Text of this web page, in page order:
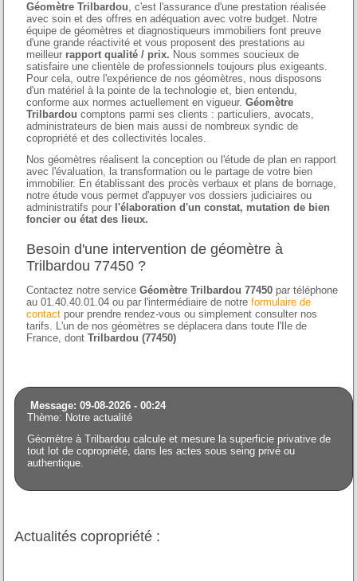
Géomètre Trilbardou, c'est l'assurance d'une prestation réalisée
avec soin et des offres en adéquation avec votre budget. Notre
équipe de géomètres et diagnostiqueurs immobiliers font preuve
d'une grande réactivité et vous proposent des prestations au
meilleur rapport qualité / prix. Nous sommes soucieux de
satisfaire une clientèle de professionnels toujours plus exigeants.
Pour cela, outre l'expérience de nos géomètres, nous disposons
d'un matériel à la pointe de la technologie et, bien entendu,
conforme aux normes actuellement en vigueur.Géomètre
Trilbardou comptons parmi ses clients : particuliers, avocats,
administrateurs de bien mais aussi de nombreux syndic de
copropriété et des collectivités locales.
Nos géomètres réalisent la conception ou l'étude de plan en rapport
avec l'évaluation, la transformation ou le partage de votre bien
immobilier. En établissant des procès verbaux et plans de bornage,
notre étude vous permet d'appuyer vos dossiers judiciaires ou
administratifs pour l'élaboration d'un constat, mutation de bien
foncier ou état des lieux.
Besoin d'une intervention de géomètre à
Trilbardou 77450 ?
Contactez notre serviceGéomètre Trilbardou 77450 par téléphone
au 01.40.40.01.04 ou par l'intermédiaire de notreformulaire de
contact pour prendre rendez-vous ou simplement consulter nos
tarifs. L'un de nos géomètres se déplacera dans toute l'Ile de
France, dontTrilbardou (77450)
Message: 09-08-2026 - 00:24
Thème: Notre actualité
Géomètre à Trilbardou calcule et mesure la superficie privative de
tout lot de copropriété, dans les actes sous seing privé ou
authentique.
Actualités copropriété :